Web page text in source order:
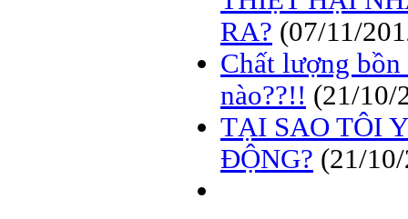
RA? (07/11/
Chất lượng bồn
nào??!! (21/10/
TẠI SAO TÔI
ĐỘNG? (21/